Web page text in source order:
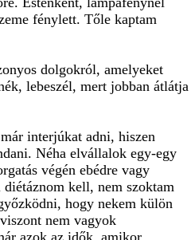
fénylett. Tőle kaptam
dolgokról, amelyeket
lebeszél, mert jobban átlátja
interjúkat adni, hiszen
Néha elvállalok egy-egy
végén ebédre vagy
kell, nem szoktam
hogy nekem külön
nem vagyok
azok az idők, amikor